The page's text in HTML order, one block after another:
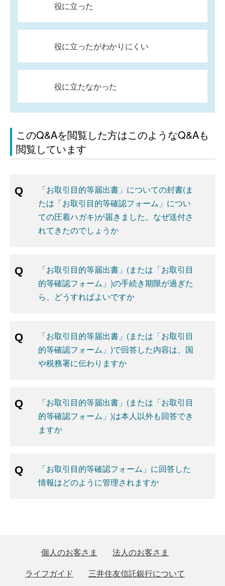
役に立った
役に立ったがわかりにくい
役に立たなかった
このQ&Aを閲覧した方はこのようなQ&Aも
閲覧しています
「お取引目的等届出書」についての封書(ま
たは「お取引目的等確認フォーム」につい
ての圧着ハガキ)が届きました。なぜ送付さ
れてきたのでしょうか
「お取引目的等届出書」(または「お取引目
的等確認フォーム」)の手続き期限が過ぎた
ら、どうすればよいですか
「お取引目的等届出書」(または「お取引目
的等確認フォーム」)で回答した内容は、国
や税務署に伝わりますか
「お取引目的等届出書」(または「お取引目
的等確認フォーム」)は本人以外も回答でき
ますか
「お取引目的等確認フォーム」に回答した
情報はどのように管理されますか
個人のお客さま
法人のお客さま
ライフガイド
三井住友信託銀行について